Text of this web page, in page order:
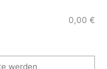
0,00 €